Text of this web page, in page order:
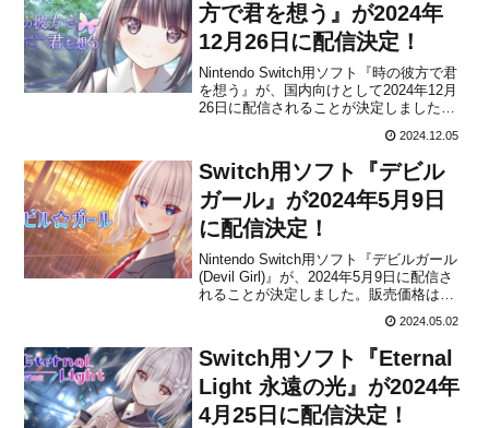
方で君を想う』が2024年
12月26日に配信決定！
Nintendo Switch用ソフト『時の彼方で君
を想う』が、国内向けとして2024年12月
26日に配信されることが決定しました。
ますが、2024年12月26日 23時59分まで
は割引価格で購入できます。本作は、
Switchでもリリー...
2024.12.05
Switch用ソフト『デビル
ガール』が2024年5月9日
に配信決定！
Nintendo Switch用ソフト『デビルガール
(Devil Girl)』が、2024年5月9日に配信さ
れることが決定しました。販売価格は
3,300円(税込)に設定されていますが、
2024年5月8日 23時59分までは割引価格で
購入することができます。本作は、呼
吸、まばたき...
2024.05.02
Switch用ソフト『Eternal
Light 永遠の光』が2024年
4月25日に配信決定！